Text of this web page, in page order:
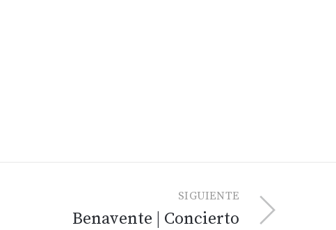
SIGUIENTE
Benavente | Concierto